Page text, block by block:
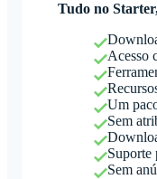
Tudo no
Acesso
Um
Sem
Suporte
Sem